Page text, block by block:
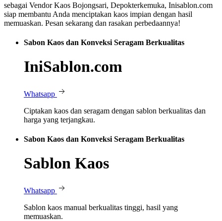
sebagai Vendor Kaos Bojongsari, Depokterkemuka, Inisablon.com
siap membantu Anda menciptakan kaos impian dengan hasil
memuaskan. Pesan sekarang dan rasakan perbedaannya!
Sabon Kaos dan Konveksi Seragam Berkualitas
IniSablon.com
Whatsapp
Ciptakan kaos dan seragam dengan sablon berkualitas dan
harga yang terjangkau.
Sabon Kaos dan Konveksi Seragam Berkualitas
Sablon Kaos
Whatsapp
Sablon kaos manual berkualitas tinggi, hasil yang
memuaskan.